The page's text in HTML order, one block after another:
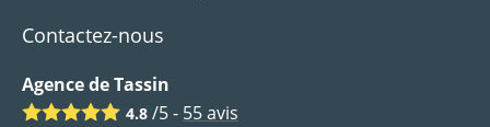
Contactez-nous
Agence de Tassin
4.8 /5 - 55avis